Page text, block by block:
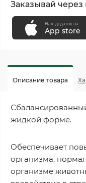
Заказывай
Наш додаток на
App store
Описание товара
жидкой форме.
Обеспечивает
организма,
организме